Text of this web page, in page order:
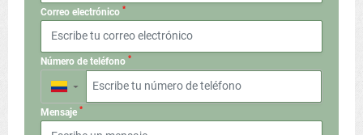
Correo electrónico *
Número de teléfono *
▼
Mensaje *